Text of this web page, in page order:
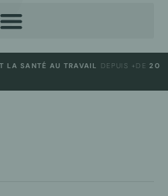
LA SANTÉ AU TRAVAIL DEPUIS +DE20